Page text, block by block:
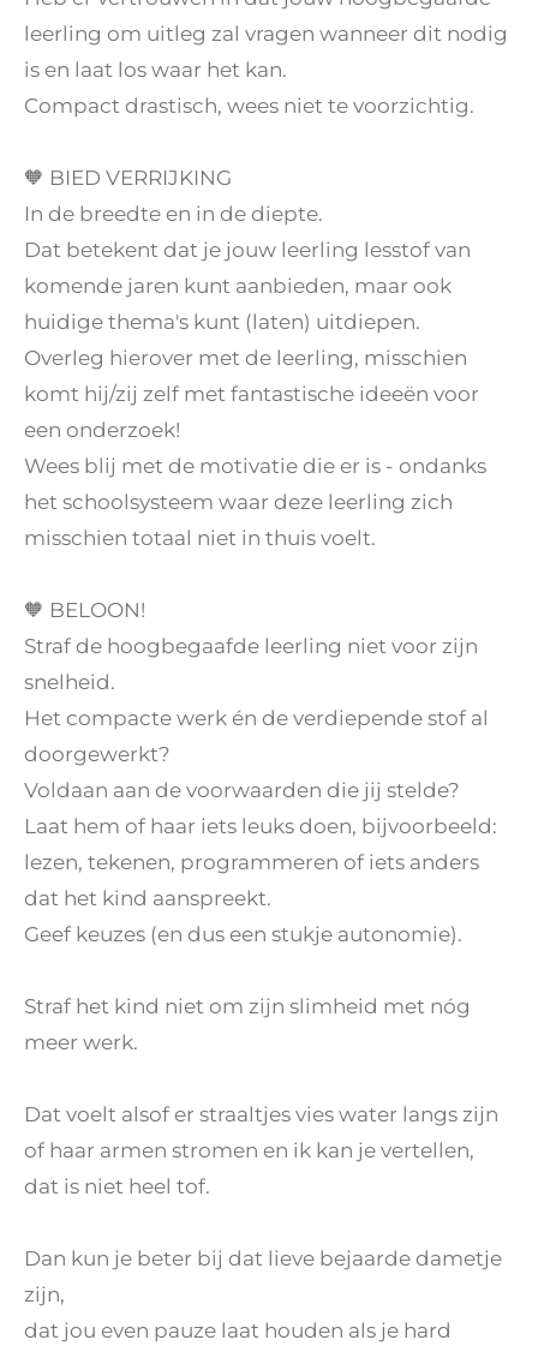
leerling om uitleg zal vragen wanneer dit nodig
is en laat los waar het kan.
Compact drastisch, wees niet te voorzichtig.
🧡 BIED VERRIJKING
In de breedte en in de diepte.
Dat betekent dat je jouw leerling lesstof van
komende jaren kunt aanbieden, maar ook
huidige thema's kunt (laten) uitdiepen.
Overleg hierover met de leerling, misschien
komt hij/zij zelf met fantastische ideeën voor
een onderzoek!
Wees blij met de motivatie die er is - ondanks
het schoolsysteem waar deze leerling zich
misschien totaal niet in thuis voelt.
🧡 BELOON!
Straf de hoogbegaafde leerling niet voor zijn
snelheid.
Het compacte werk én de verdiepende stof al
doorgewerkt?
Voldaan aan de voorwaarden die jij stelde?
Laat hem of haar iets leuks doen, bijvoorbeeld:
lezen, tekenen, programmeren of iets anders
dat het kind aanspreekt.
Geef keuzes (en dus een stukje autonomie).
Straf het kind niet om zijn slimheid met nóg
meer werk.
Dat voelt alsof er straaltjes vies water langs zijn
of haar armen stromen en ik kan je vertellen,
dat is niet heel tof.
Dan kun je beter bij dat lieve bejaarde dametje
zijn,
dat jou even pauze laat houden als je hard